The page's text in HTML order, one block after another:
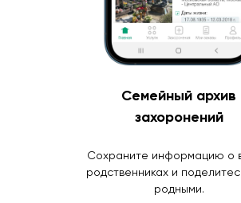
Семейный архив
захоронений
Сохраните информацию о
родственниках и
родными.